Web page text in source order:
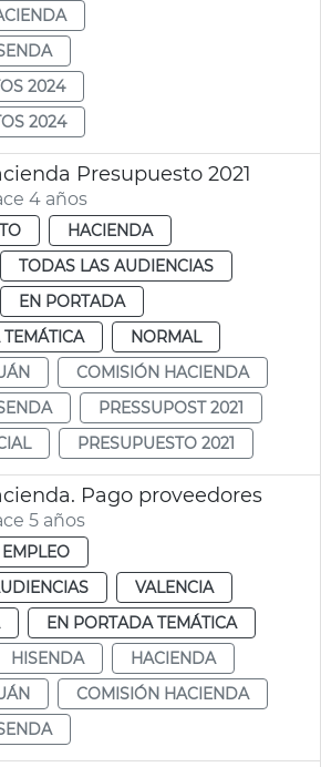
2024
2024
Presupuesto 2021
4 años
HACIENDA
TODAS LAS AUDIENCIAS
EN PORTADA
NORMAL
COMISIÓN HACIENDA
PRESSUPOST 2021
PRESUPUESTO 2021
Pago proveedores
5 años
VALENCIA
EN PORTADA TEMÁTICA
HISENDA
HACIENDA
COMISIÓN HACIENDA